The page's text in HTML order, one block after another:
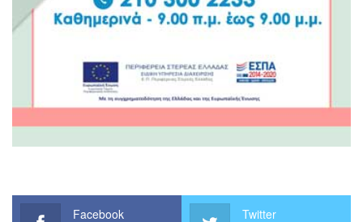
Facebook Twitter